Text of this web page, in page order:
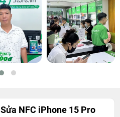
Sửa NFC iPhone 15 Pro